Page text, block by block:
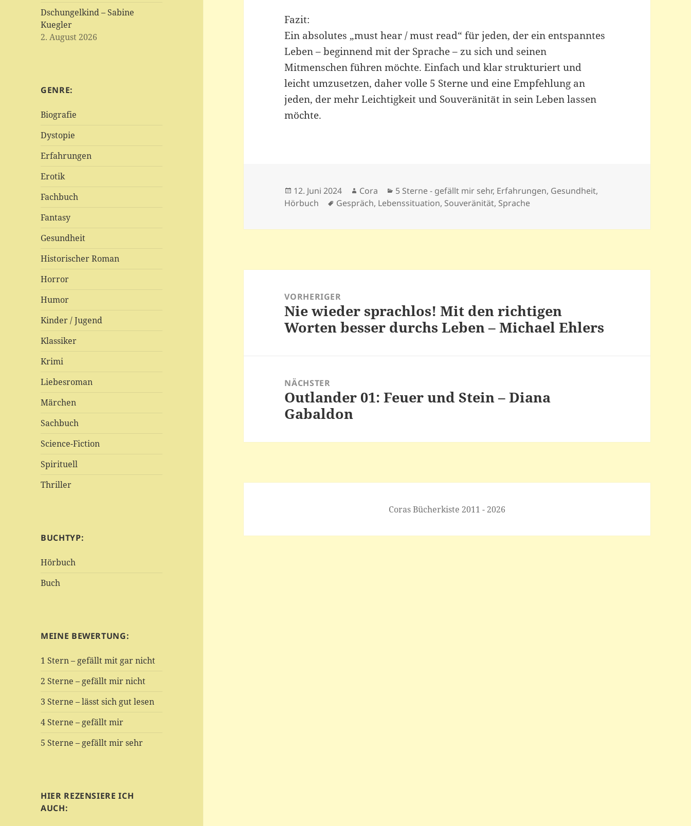
Dschungelkind – Sabine
Kuegler
2. August 2026
GENRE:
Biografie
Dystopie
Erfahrungen
Erotik
Fachbuch
Fantasy
Gesundheit
Historischer Roman
Horror
Humor
Kinder / Jugend
Klassiker
Krimi
Liebesroman
Märchen
Sachbuch
Science-Fiction
Spirituell
Thriller
BUCHTYP:
Hörbuch
Buch
MEINE BEWERTUNG:
1 Stern – gefällt mit gar nicht
2 Sterne – gefällt mir nicht
3 Sterne – lässt sich gut lesen
4 Sterne – gefällt mir
5 Sterne – gefällt mir sehr
HIER REZENSIERE ICH
AUCH:
Fazit:
Ein absolutes „must hear / must read“ für jeden, der ein entspanntes
Leben – beginnend mit der Sprache – zu sich und seinen
Mitmenschen führen möchte. Einfach und klar strukturiert und
leicht umzusetzen, daher volle 5 Sterne und eine Empfehlung an
jeden, der mehr Leichtigkeit und Souveränität in sein Leben lassen
möchte.
Veröffentlicht
am
12. Juni 2024 Autor
Cora Kategorien
5 Sterne - gefällt mir sehr, Erfahrungen, Gesundheit,
Hörbuch
Schlagwörter
Gespräch, Lebenssituation, Souveränität, Sprache
VORHERIGER
Vorheriger
Beitrag:
Nie wieder sprachlos! Mit den richtigen
Worten besser durchs Leben – Michael Ehlers
NÄCHSTER
Nächster
Beitrag:
Outlander 01: Feuer und Stein – Diana
Gabaldon
Coras Bücherkiste 2011 - 2026